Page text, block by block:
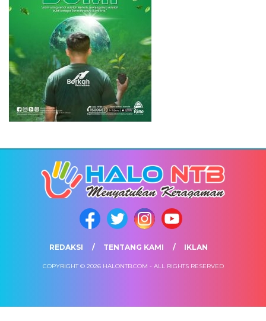
REDAKSI TENTANG KAMI IKLAN
COPYRIGHT © 2026 HALONTB.COM - ALL RIGHTS RESERVED